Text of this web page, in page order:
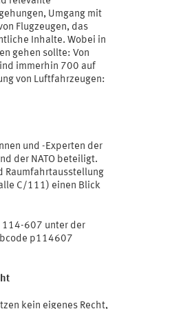
Umgang mit
Flugzeugen, das
Inhalte. Wobei in
gehen sollte: Von
immerhin 700 auf
von Luftfahrzeugen:
und -Experten der
der NATO beteiligt.
Raumfahrtausstellung
C/111) einen Blick
114-607 unter der
p114607
kein eigenes Recht,